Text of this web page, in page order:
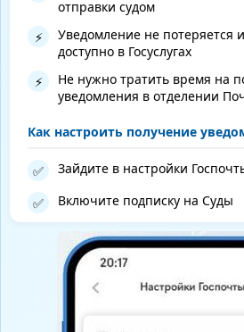
отправки судом
⚡
Уведомление не потеряется
доступно в Госуслугах
⚡
Не нужно тратить время на
уведомления в отделении
Как настроить получение
✅ Зайдите в настройки
✅ Включите подписку на Суды